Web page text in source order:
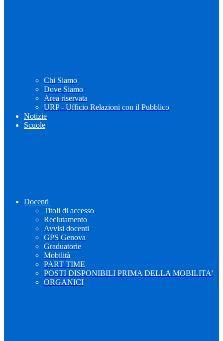
Chi Siamo
Dove Siamo
Area riservata
URP - Ufficio Relazioni con il Pubblico
Notizie
Scuole
Docenti
Titoli di accesso
Reclutamento
Avvisi docenti
GPS Genova
Graduatorie
Mobilità
PART TIME
POSTI DISPONIBILI PRIMA DELLA MOBILITA'
ORGANICI